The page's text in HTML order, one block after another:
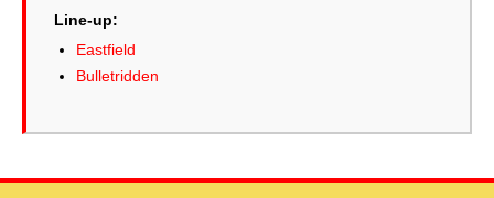
Line-up:
Eastfield
Bulletridden